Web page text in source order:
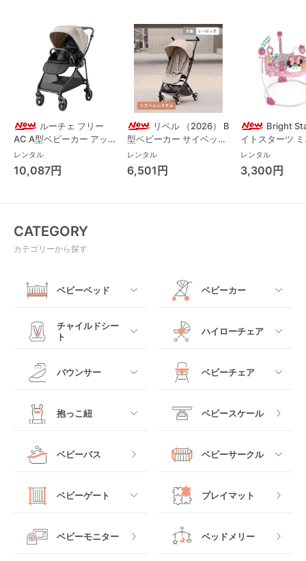
ルーチェ フリー
AC A型ベビーカー アッ
プリカ(Aprica) A型ベビ
ーカー アップリカ
(Aprica)
レンタル
10,087円
リベル （2026） B
型ベビーカー サイベック
ス(cybex)
レンタル
6,501円
Bright
イトスターツ
ス フォーエバ
レンド ジャン
パルー キッズ
レンタル
3,300円
CATEGORY
カテゴリーから探す
ベビーベッド
すべて
レギュラーサイズベビ
ベッドインベッド
クーファン
マットレス・布団
ベビーベッドその他
ベビーカー
すべて
ベビーカーその他
チャイルドシー
ト
すべて
ジュニアシート
チャイルドシートその
他
ハイローチェア
すべて
バウンサー
すべて
ロッキングタイプ
ベビーチェア
すべて
テーブルチェア
抱っこ紐
すべて
ヒップシート
ベビースケール
ベビーバス ベビーサークル
すべて
ベビーゲート
すべて
プレイマット
ベビーモニター ベッドメリー